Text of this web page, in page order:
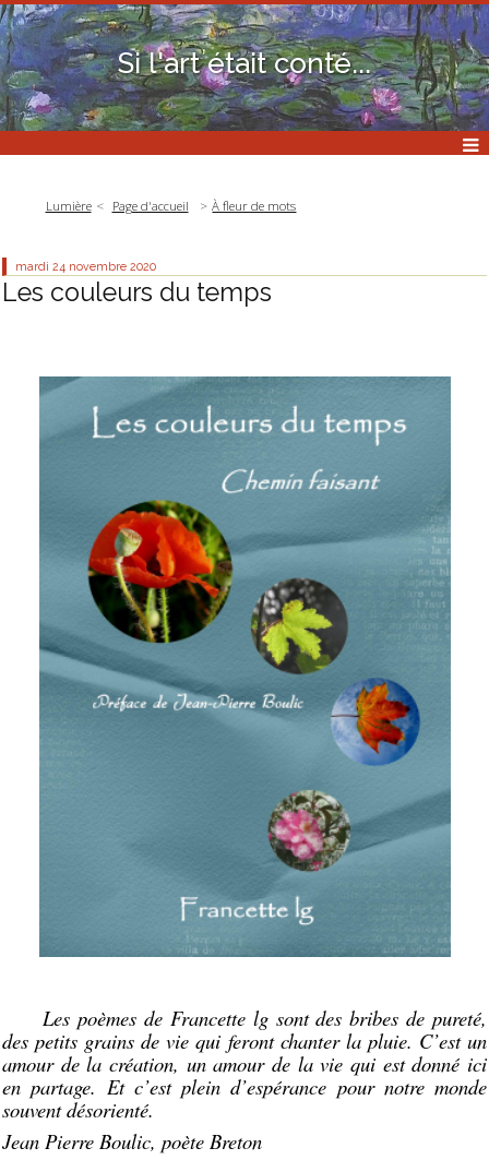
Si l'art était conté...
Lumière Page d'accueil À fleur de mots
mardi 24 novembre 2020
Les couleurs du temps
Les poèmes de Francette lg sont des bribes de pureté,
des petits grains de vie qui feront chanter la pluie. C’est un
amour de la création, un amour de la vie qui est donné ici
en partage. Et c’est plein d’espérance pour notre monde
souvent désorienté.
Jean Pierre Boulic, poète Breton